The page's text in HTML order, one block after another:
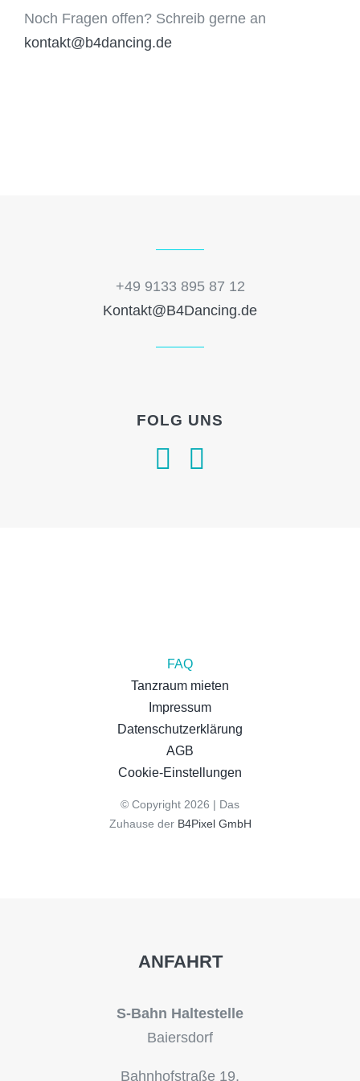
Noch Fragen offen? Schreib gerne an
kontakt@b4dancing.de
+49 9133 895 87 12
Kontakt@B4Dancing.de
FOLG UNS
FAQ
Tanzraum mieten
Impressum
Datenschutzerklärung
AGB
Cookie-Einstellungen
© Copyright 2026 | Das
Zuhause derB4Pixel GmbH
ANFAHRT
S-Bahn Haltestelle
Baiersdorf
Bahnhofstraße 19,